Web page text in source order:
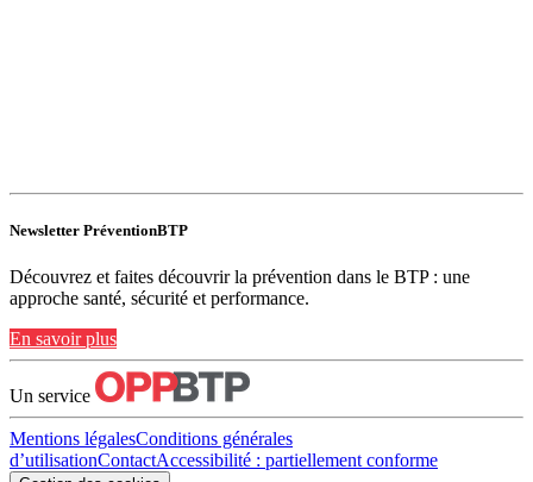
Newsletter PréventionBTP
Découvrez et faites découvrir la prévention dans le BTP : une
approche santé, sécurité et performance.
En savoir plus
Un service
Mentions légalesConditions générales
d’utilisationContactAccessibilité : partiellement conforme